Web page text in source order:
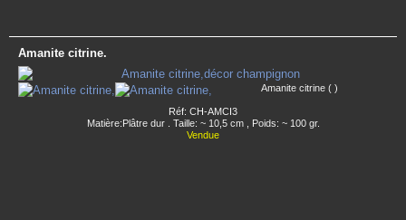
Amanite citrine.
Amanite citrine ( )
Réf: CH-AMCI3
Matière:Plâtre dur . Taille: ~ 10,5 cm , Poids: ~ 100 gr.
Vendue